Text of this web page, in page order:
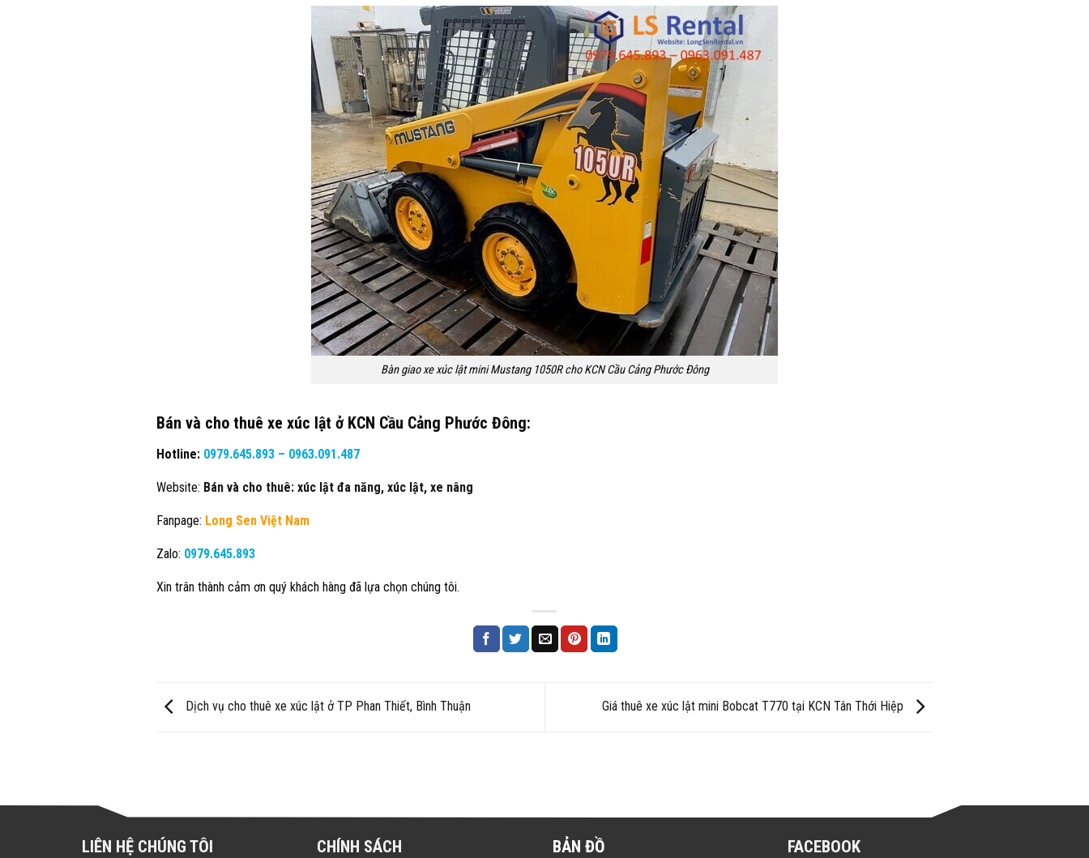
Bàn giao xe xúc lật mini Mustang 1050R cho KCN Cầu Cảng Phước Đông
Bán và cho thuê xe xúc lật ở KCN Cầu Cảng Phước Đông:
Hotline: 0979.645.893 – 0963.091.487
Website: Bán và cho thuê: xúc lật đa năng, xúc lật, xe nâng
Fanpage: Long Sen Việt Nam
Zalo: 0979.645.893
Xin trân thành cảm ơn quý khách hàng đã lựa chọn chúng tôi.
Dịch vụ cho thuê xe xúc lật ở TP Phan Thiết, Bình Thuận Giá thuê xe xúc lật mini Bobcat T770 tại KCN Tân Thới Hiệp
LIÊN HỆ CHÚNG TÔI CHÍNH SÁCH BẢN ĐỒ FACEBOOK